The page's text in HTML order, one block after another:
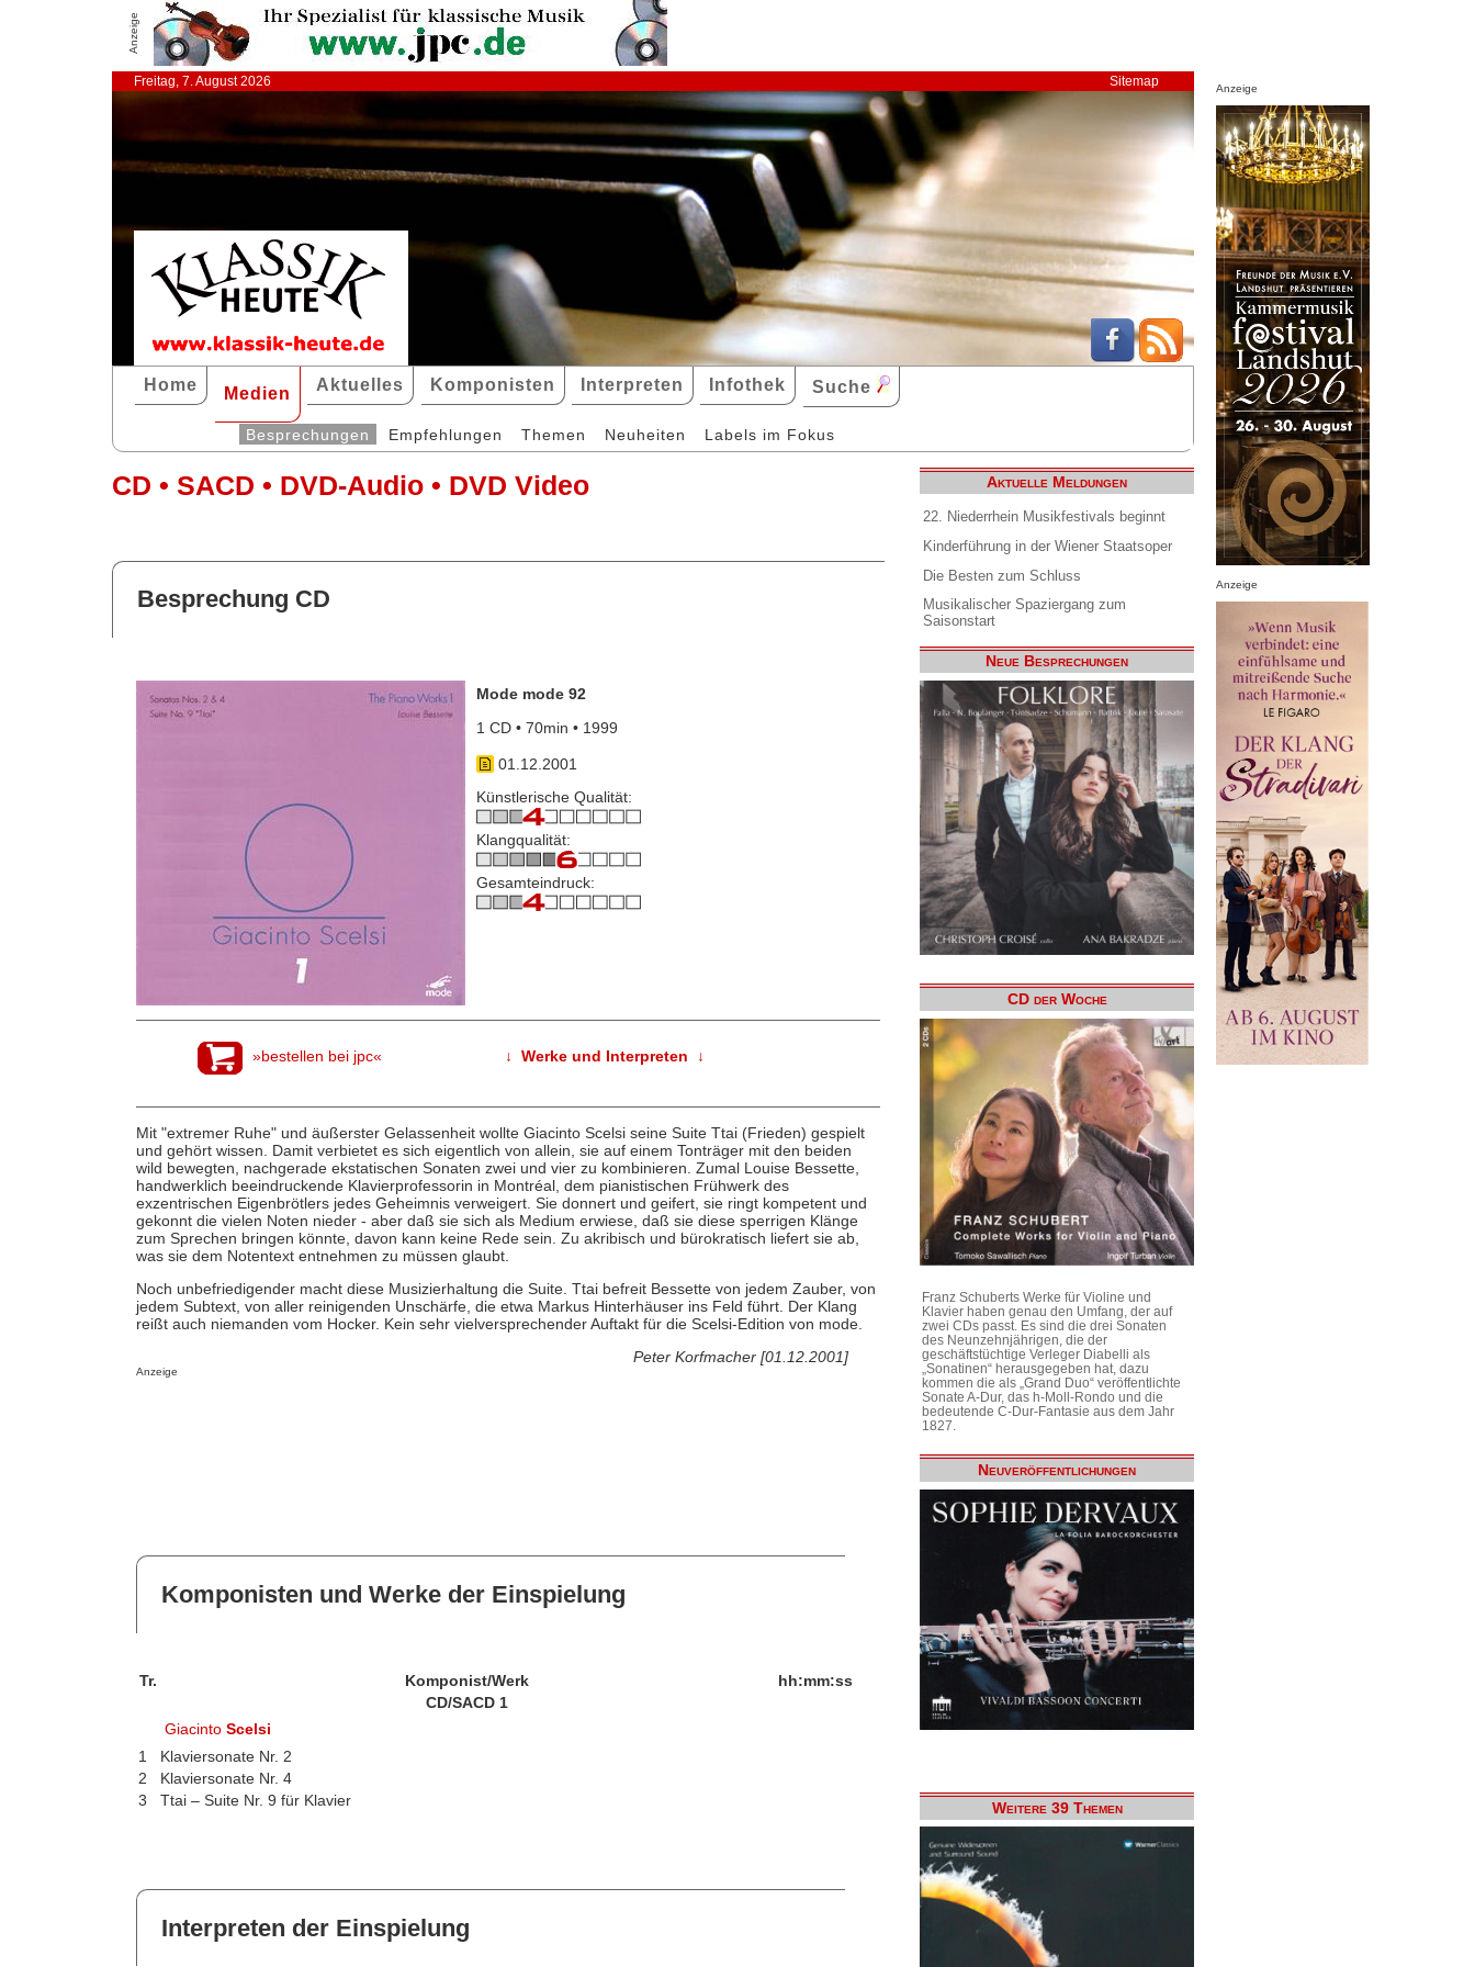
Anzeige
Freitag, 7. August 2026 Sitemap
Home Medien Aktuelles Komponisten Interpreten Infothek Suche
Besprechungen Empfehlungen Themen Neuheiten Labels im Fokus
CD • SACD • DVD-Audio • DVD Video
Besprechung CD
Mode mode 92
1 CD • 70min • 1999
01.12.2001
Künstlerische Qualität:
Klangqualität:
Gesamteindruck:
»bestellen bei jpc« ↓ Werke und Interpreten ↓
Mit "extremer Ruhe" und äußerster Gelassenheit wollte Giacinto Scelsi seine Suite Ttai (Frieden) gespielt
und gehört wissen. Damit verbietet es sich eigentlich von allein, sie auf einem Tonträger mit den beiden
wild bewegten, nachgerade ekstatischen Sonaten zwei und vier zu kombinieren. Zumal Louise Bessette,
handwerklich beeindruckende Klavierprofessorin in Montréal, dem pianistischen Frühwerk des
exzentrischen Eigenbrötlers jedes Geheimnis verweigert. Sie donnert und geifert, sie ringt kompetent und
gekonnt die vielen Noten nieder - aber daß sie sich als Medium erwiese, daß sie diese sperrigen Klänge
zum Sprechen bringen könnte, davon kann keine Rede sein. Zu akribisch und bürokratisch liefert sie ab,
was sie dem Notentext entnehmen zu müssen glaubt.
Noch unbefriedigender macht diese Musizierhaltung die Suite. Ttai befreit Bessette von jedem Zauber, von
jedem Subtext, von aller reinigenden Unschärfe, die etwa Markus Hinterhäuser ins Feld führt. Der Klang
reißt auch niemanden vom Hocker. Kein sehr vielversprechender Auftakt für die Scelsi-Edition von mode.
Peter Korfmacher [01.12.2001]
Anzeige
Komponisten und Werke der Einspielung
Tr. Komponist/Werk
hh:mm:ss
CD/SACD 1
GiacintoScelsi
1
Klaviersonate Nr. 2
2
Klaviersonate Nr. 4
3
Ttai – Suite Nr. 9 für Klavier
Interpreten der Einspielung
Aktuelle Meldungen
22. Niederrhein Musikfestivals beginnt
Kinderführung in der Wiener Staatsoper
Die Besten zum Schluss
Musikalischer Spaziergang zum
Saisonstart
Neue Besprechungen
CD der Woche
Franz Schuberts Werke für Violine und
Klavier haben genau den Umfang, der auf
zwei CDs passt. Es sind die drei Sonaten
des Neunzehnjährigen, die der
geschäftstüchtige Verleger Diabelli als
„Sonatinen“ herausgegeben hat, dazu
kommen die als „Grand Duo“ veröffentlichte
Sonate A-Dur, das h-Moll-Rondo und die
bedeutende C-Dur-Fantasie aus dem Jahr
1827.
Neuveröffentlichungen
Weitere 39 Themen
Anzeige
Anzeige